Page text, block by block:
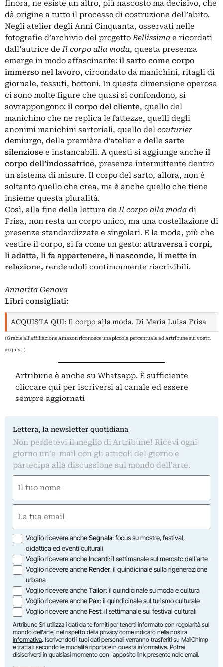
finora, ne esiste un altro, più nascosto ma decisivo, che
dà origine a tutto il processo di costruzione dell’abito.
Negli atelier degli Anni Cinquanta, osservati nelle
fotografie d’archivio del progettoBellissima e ricordati
dall’autrice deIl corpo alla moda, questa presenza
emerge in modo affascinante: il sarto come corpo
immerso nel lavoro, circondato da manichini, ritagli di
giornale, tessuti, bottoni. In questa dimensione operosa
ci sono molte figure che quasi si confondono, si
sovrappongono: il corpo del cliente, quello del
manichino che ne replica le fattezze, quelli degli
anonimi manichini sartoriali, quello del couturier
demiurgo, della première d’atelier e delle sarte
silenziose e instancabili. A questi si aggiunge anche il
corpo dell’indossatrice, presenza intermittente dentro
un sistema di misure. Il corpo del sarto, allora, non è
soltanto quello che crea, ma è anche quello che tiene
insieme questa pluralità.
Così, alla fine della lettura deIl corpo alla moda di
Frisa, non resta un corpo unico, ma una costellazione di
presenze standardizzate e singolari. E la moda, più che
vestire il corpo, si fa come un gesto: attraversa i corpi,
li adatta, li fa appartenere, li nasconde, li mette in
relazione, rendendoli continuamente riscrivibili.
Annarita Genova
Libri consigliati:
ACQUISTA QUI: Il corpo alla moda. Di Maria Luisa Frisa
(Grazie all'affiliazione Amazon riconosce una piccola percentuale ad Artribune sui vostri
acquisti)
Artribune è anche su Whatsapp. È sufficiente
cliccare qui per iscriversi al canale ed essere
sempre aggiornati
Lettera, la newsletter quotidiana
Non perdetevi il meglio di Artribune! Ricevi ogni
giorno un'e-mail con gli articoli del giorno e
partecipa alla discussione sul mondo dell'arte.
(Required)
(Required)
Opzioni
Voglio ricevere ancheSegnala: focus su mostre, festival,
didattica ed eventi culturali
Voglio ricevere ancheIncanti: il settimanale sul mercato dell'arte
Voglio ricevere ancheRender: il quindicinale sulla rigenerazione
urbana
Voglio ricevere ancheTailor: il quindicinale su moda e cultura
Voglio ricevere anchePax: il quindicinale sul turismo culturale
Voglio ricevere ancheFest: il settimanale sui festival culturali
Artribune Srl utilizza i dati da te forniti per tenerti informato con regolarità sul
mondo dell'arte, nel rispetto della privacy come indicato nella nostra
informativa. Iscrivendoti i tuoi dati personali verranno trasferiti su MailChimp
e trattati secondo le modalità riportate in questa informativa. Potrai
disiscriverti in qualsiasi momento con l'apposito link presente nelle email.